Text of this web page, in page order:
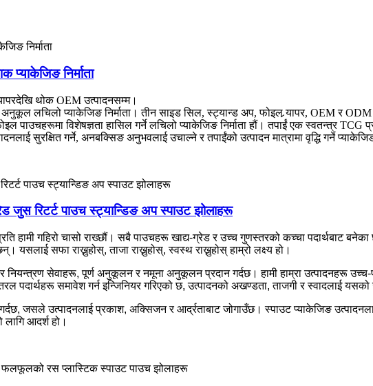
निर्माता
थोक OEM उत्पादनसम्म।
अनुकूल लचिलो प्याकेजिङ निर्माता। तीन साइड सिल, स्ट्यान्ड अप, फोइल र्‍यापर, OEM र ODM
पाउचहरूमा विशेषज्ञता हासिल गर्ने लचिलो प्याकेजिङ निर्माता हौं। तपाईं एक स्वतन्त्र
सुरक्षित गर्ने, अनबक्सिङ अनुभवलाई उचाल्ने र तपाईंको उत्पादन मात्रामा वृद्धि गर्ने
जुस रिटर्ट पाउच स्ट्यान्डिङ अप स्पाउट झोलाहरू
हामी गहिरो चासो राख्छौं। सबै पाउचहरू खाद्य-ग्रेड र उच्च गुणस्तरको कच्चा
यसलाई सफा राख्नुहोस्, ताजा राख्नुहोस्, स्वस्थ राख्नुहोस् हाम्रो लक्ष्य हो।
नियन्त्रण सेवाहरू, पूर्ण अनुकूलन र नमूना अनुकूलन प्रदान गर्दछ। हामी हाम्रा उत्पादनहरू उच्च-
पदार्थहरू समावेश गर्न इन्जिनियर गरिएको छ, उत्पादनको अखण्डता, ताजगी र स्वादलाई
गर्दछ, जसले उत्पादनलाई प्रकाश, अक्सिजन र आर्द्रताबाट जोगाउँछ। स्पाउट प्याकेजिङ
आदर्श हो।